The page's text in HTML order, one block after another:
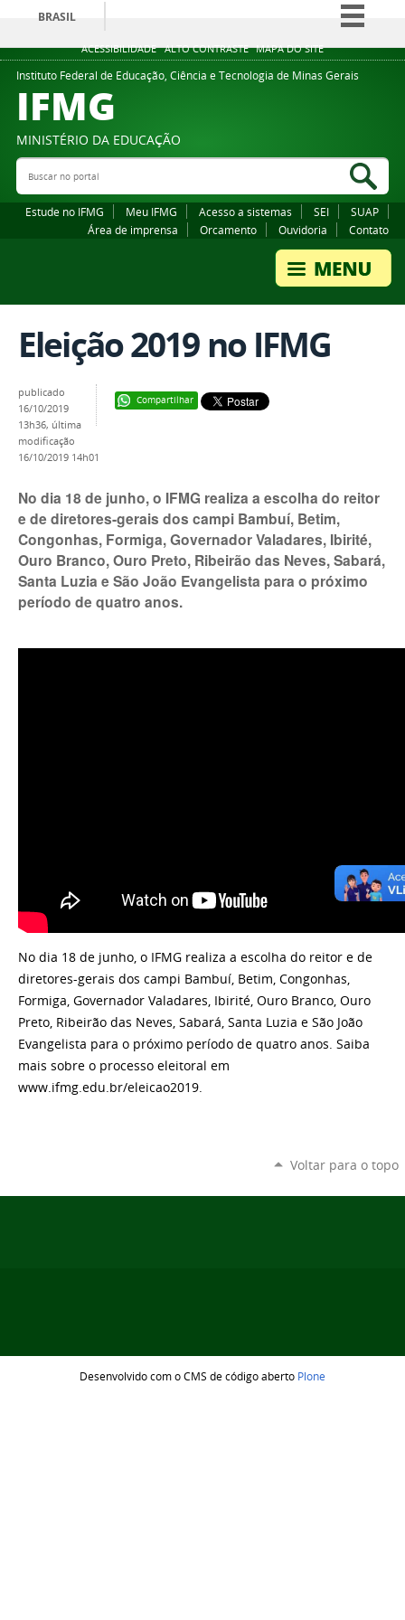
ACESSIBILIDADE ALTO CONTRASTE MAPA DO SITE
BRASIL
Simplifique!
Comunica BR
Legislação
Instituto Federal de Educação, Ciência e Tecnologia de Minas Gerais
IFMG
MINISTÉRIO DA EDUCAÇÃO
Buscar no portal
Estude no IFMG Meu IFMG Acesso a sistemas SEI
SUAP
Área de imprensa
Orcamento Ouvidoria Contato
Eleição 2019 no IFMG
Compartilhar
publicado
16/10/2019
13h36, última
modificação
16/10/2019 14h01
No dia 18 de junho, o IFMG realiza a escolha do reitor
e de diretores-gerais dos campi Bambuí, Betim,
Congonhas, Formiga, Governador Valadares, Ibirité,
Ouro Branco, Ouro Preto, Ribeirão das Neves, Sabará,
Santa Luzia e São João Evangelista para o próximo
período de quatro anos.
No dia 18 de junho, o IFMG realiza a escolha do reitor e de
diretores-gerais dos campi Bambuí, Betim, Congonhas,
Formiga, Governador Valadares, Ibirité, Ouro Branco, Ouro
Preto, Ribeirão das Neves, Sabará, Santa Luzia e São João
Evangelista para o próximo período de quatro anos. Saiba
mais sobre o processo eleitoral em
www.ifmg.edu.br/eleicao2019.
Voltar para o topo
Desenvolvido com o CMS de código aberto Plone